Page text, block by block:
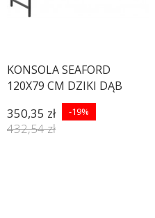
KONSOLA SEAFORD
120X79 CM DZIKI DĄB
350,35 zł -19%
432,54 zł